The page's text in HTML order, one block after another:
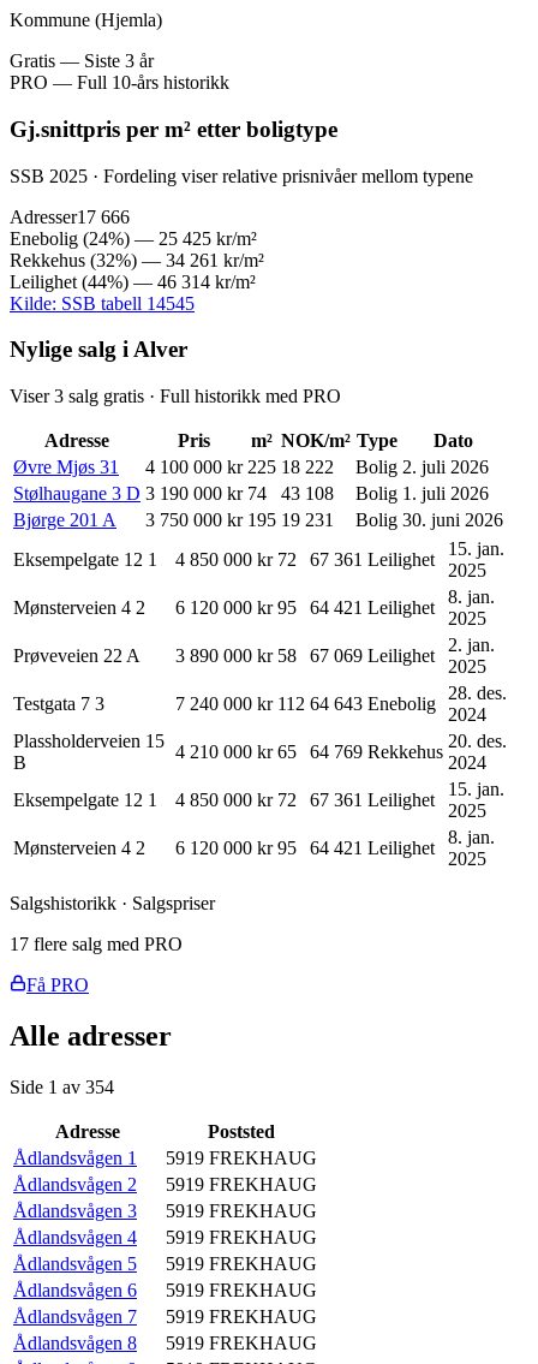
Kommune (Hjemla)
Gratis — Siste 3 år
PRO — Full 10-års historikk
Gj.snittpris per m² etter boligtype
SSB 2025 · Fordeling viser relative prisnivåer mellom typene
Adresser17 666
Enebolig (24%) — 25 425 kr/m²
Rekkehus (32%) — 34 261 kr/m²
Leilighet (44%) — 46 314 kr/m²
Kilde: SSB tabell 14545
Nylige salg i Alver
Viser3 salg gratis · Full historikk med PRO
Adresse Pris m² NOK/m² Type
Dato
Øvre Mjøs 31 4 100 000 kr 225 18 222 Bolig 2. juli 2026
Stølhaugane 3 D 3 190 000 kr 74 43 108 Bolig 1. juli 2026
Bjørge 201 A 3 750 000 kr 195 19 231 Bolig 30. juni 2026
Eksempelgate 12 1 4 850 000 kr 72 67 361 Leilighet
15. jan.
2025
Mønsterveien 4 2 6 120 000 kr 95 64 421 Leilighet
8. jan.
2025
Prøveveien 22 A 3 890 000 kr 58 67 069 Leilighet
2. jan.
2025
Testgata 7 3 7 240 000 kr 112 64 643 Enebolig
28. des.
2024
Plassholderveien 15
B
4 210 000 kr 65 64 769 Rekkehus
20. des.
2024
Eksempelgate 12 1 4 850 000 kr 72 67 361 Leilighet
15. jan.
2025
Mønsterveien 4 2 6 120 000 kr 95 64 421 Leilighet
8. jan.
2025
Salgshistorikk · Salgspriser
17 flere salg med PRO
Få PRO
Alle adresser
Side 1 av 354
Adresse
Poststed
Ådlandsvågen 1
5919 FREKHAUG
Ådlandsvågen 2
5919 FREKHAUG
Ådlandsvågen 3
5919 FREKHAUG
Ådlandsvågen 4
5919 FREKHAUG
Ådlandsvågen 5
5919 FREKHAUG
Ådlandsvågen 6
5919 FREKHAUG
Ådlandsvågen 7
5919 FREKHAUG
Ådlandsvågen 8
5919 FREKHAUG